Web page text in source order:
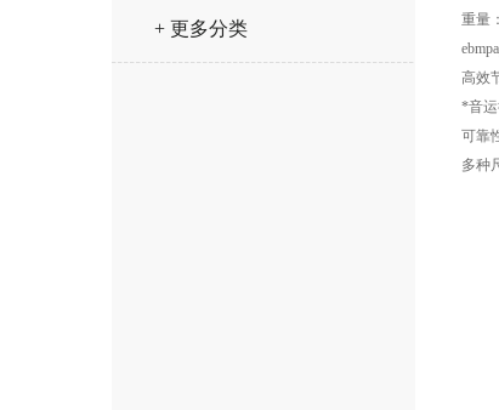
+ 更多分类
重量
高效
*音运
可靠
多种